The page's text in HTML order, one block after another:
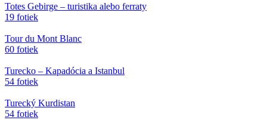
Totes Gebirge – turistika alebo ferraty
19 fotiek
Tour du Mont Blanc
60 fotiek
Turecko – Kapadócia a Istanbul
54 fotiek
Turecký Kurdistan
54 fotiek